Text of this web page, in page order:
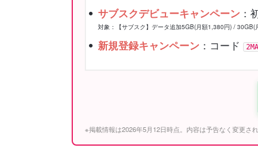
サブスクデビューキャンペーン：
対象：【サブスク】データ追加5GB(月額1,380円) / 30GB(
新規登録キャンペーン：コード
※掲載情報は2026年5月12日時点。内容は予告なく変更さ